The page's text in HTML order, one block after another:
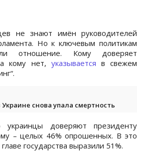
не знают имён руководителей
Но к ключевым политикам
отношение. Кому доверяет
кому нет, указывается в свежем
Украине снова упала смертность
доверяют президенту
– целых 46% опрошенных. В это
государства выразили 51%.